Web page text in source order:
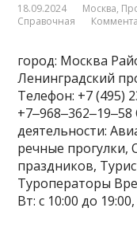
18.09.2024 Москва,
Справочная
город: Москва
Ленинградский
Телефон: +7 (495)
деятельности:
речные прогулки,
праздников,
Туроператоры
Вт: с 10:00 до